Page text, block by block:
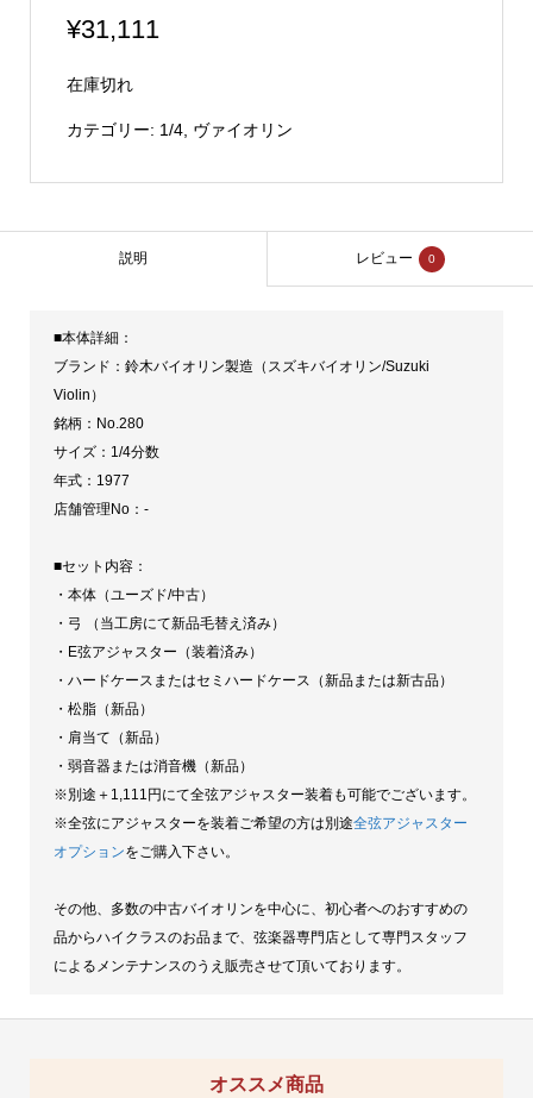
¥31,111
在庫切れ
カテゴリー: 1/4, ヴァイオリン
説明 レビュー 0
■本体詳細：
ブランド：鈴木バイオリン製造（スズキバイオリン/Suzuki
Violin）
銘柄：No.280
サイズ：1/4分数
年式：1977
店舗管理No：-
■セット内容：
・本体（ユーズド/中古）
・弓 （当工房にて新品毛替え済み）
・E弦アジャスター（装着済み）
・ハードケースまたはセミハードケース（新品または新古品）
・松脂（新品）
・肩当て（新品）
・弱音器または消音機（新品）
※別途＋1,111円にて全弦アジャスター装着も可能でございます。
※全弦にアジャスターを装着ご希望の方は別途全弦アジャスター
オプションをご購入下さい。
その他、多数の中古バイオリンを中心に、初心者へのおすすめの
品からハイクラスのお品まで、弦楽器専門店として専門スタッフ
によるメンテナンスのうえ販売させて頂いております。
オススメ商品